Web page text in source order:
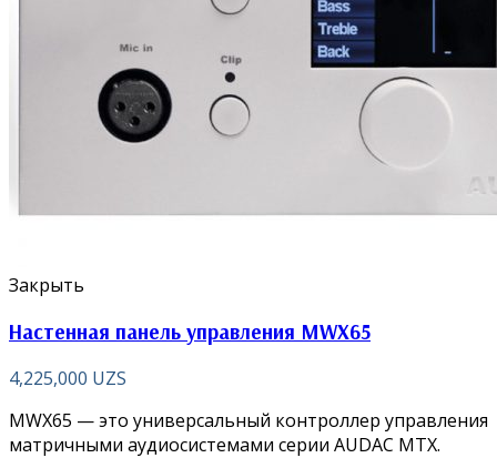
Закрыть
Настенная панель управления MWX65
4,225,000 UZS
MWX65 — это универсальный контроллер управления
матричными аудиосистемами серии AUDAC MTX.